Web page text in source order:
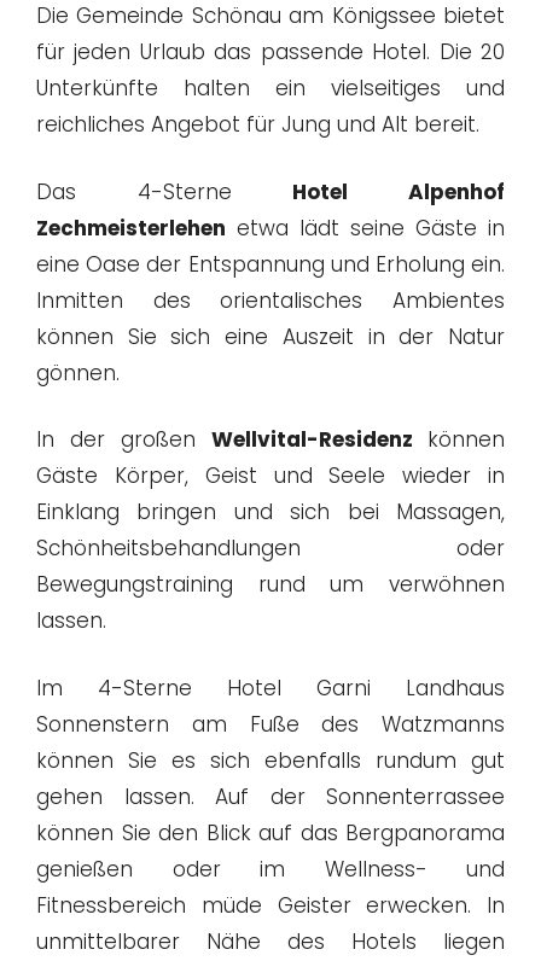
Die Gemeinde Schönau am Königssee bietet
für jeden Urlaub das passende Hotel. Die 20
Unterkünfte halten ein vielseitiges und
reichliches Angebot für Jung und Alt bereit.
Das 4-Sterne Hotel Alpenhof
Zechmeisterlehen etwa lädt seine Gäste in
eine Oase der Entspannung und Erholung ein.
Inmitten des orientalisches Ambientes
können Sie sich eine Auszeit in der Natur
gönnen.
In der großen Wellvital-Residenz können
Gäste Körper, Geist und Seele wieder in
Einklang bringen und sich bei Massagen,
Schönheitsbehandlungen oder
Bewegungstraining rund um verwöhnen
lassen.
Im 4-Sterne Hotel Garni Landhaus
Sonnenstern am Fuße des Watzmanns
können Sie es sich ebenfalls rundum gut
gehen lassen. Auf der Sonnenterrassee
können Sie den Blick auf das Bergpanorama
genießen oder im Wellness- und
Fitnessbereich müde Geister erwecken. In
unmittelbarer Nähe des Hotels liegen